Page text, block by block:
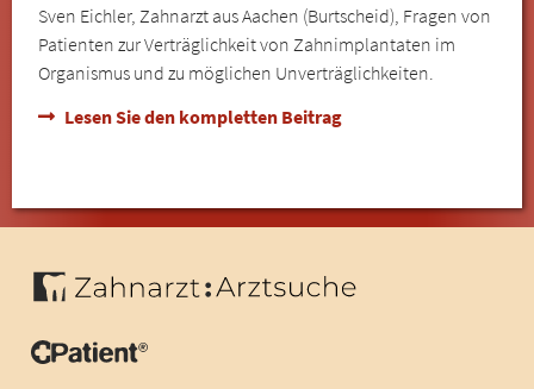
Sven Eichler, Zahnarzt aus Aachen (Burtscheid), Fragen von
Patienten zur Verträglichkeit von Zahnimplantaten im
Organismus und zu möglichen Unverträglichkeiten.
Lesen Sie den kompletten Beitrag